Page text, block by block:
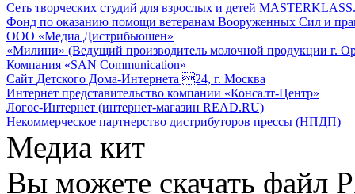
Сеть творческих студий для взрослых и детей
Фонд по оказанию помощи ветеранам Вооруженных Сил и
ООО «Медиа Дистрибьюшен»
«Милини» (Ведущий производитель молочной продукции г.
Компания «SAN Communication»
Сайт Детского Дома-Интернета 24, г. Москва
Интернет представительство компании «Консалт-Центр»
Логос-Интернет (интернет-магазин READ.RU)
Некоммерческое партнерство дистрибуторов прессы (НПДП)
Медиа кит
Вы можете скачать файл